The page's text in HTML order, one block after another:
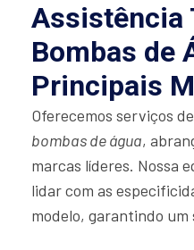
Assistência
Bombas de
Principais
Oferecemos serviços de
bombas de água,
marcas líderes. Nossa
lidar com as
modelo, garantindo